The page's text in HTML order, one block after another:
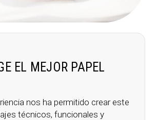
EL MEJOR PAPEL
nos ha permitido crear este
técnicos, funcionales y